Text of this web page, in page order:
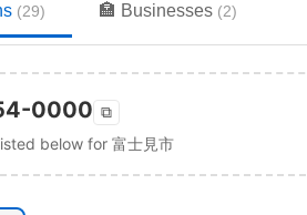
(29) 🏣 Businesses (2)
0000 ⧉
below for 富士見市